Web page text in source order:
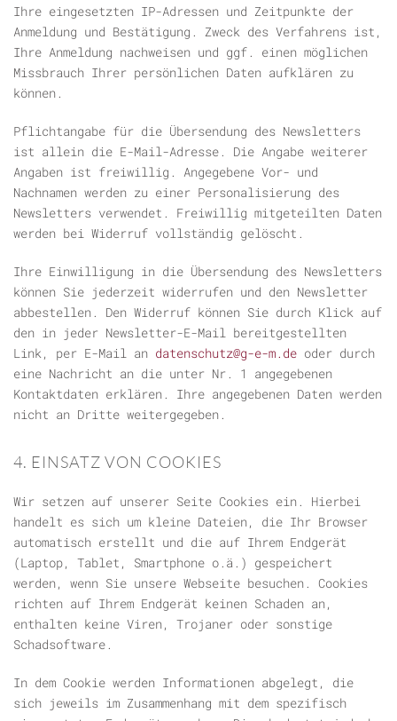
Ihre eingesetzten IP-Adressen und Zeitpunkte der
Anmeldung und Bestätigung. Zweck des Verfahrens ist,
Ihre Anmeldung nachweisen und ggf. einen möglichen
Missbrauch Ihrer persönlichen Daten aufklären zu
können.
Pflichtangabe für die Übersendung des Newsletters
ist allein die E-Mail-Adresse. Die Angabe weiterer
Angaben ist freiwillig. Angegebene Vor- und
Nachnamen werden zu einer Personalisierung des
Newsletters verwendet. Freiwillig mitgeteilten Daten
werden bei Widerruf vollständig gelöscht.
Ihre Einwilligung in die Übersendung des Newsletters
können Sie jederzeit widerrufen und den Newsletter
abbestellen. Den Widerruf können Sie durch Klick auf
den in jeder Newsletter-E-Mail bereitgestellten
Link, per E-Mail an datenschutz@g-e-m.de oder durch
eine Nachricht an die unter Nr. 1 angegebenen
Kontaktdaten erklären. Ihre angegebenen Daten werden
nicht an Dritte weitergegeben.
4. EINSATZ VON COOKIES
Wir setzen auf unserer Seite Cookies ein. Hierbei
handelt es sich um kleine Dateien, die Ihr Browser
automatisch erstellt und die auf Ihrem Endgerät
(Laptop, Tablet, Smartphone o.ä.) gespeichert
werden, wenn Sie unsere Webseite besuchen. Cookies
richten auf Ihrem Endgerät keinen Schaden an,
enthalten keine Viren, Trojaner oder sonstige
Schadsoftware.
In dem Cookie werden Informationen abgelegt, die
sich jeweils im Zusammenhang mit dem spezifisch